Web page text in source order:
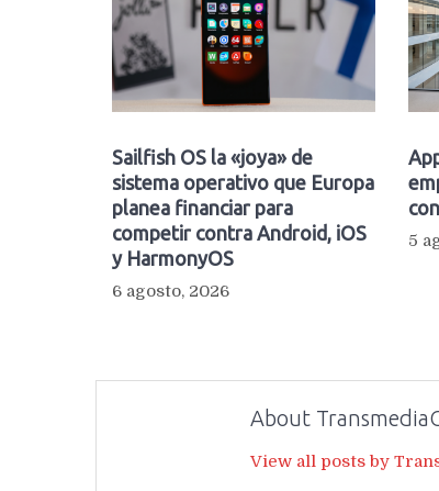
Sailfish OS la «joya» de
sistema operativo que Europa
planea financiar para
competir contra Android, iOS
y HarmonyOS
6 agosto, 2026
5
About
View all posts by